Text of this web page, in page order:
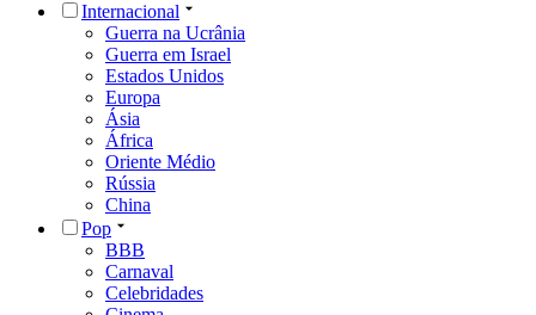
Internacional
Guerra na Ucrânia
Guerra em Israel
Estados Unidos
Europa
Ásia
África
Oriente Médio
Rússia
China
Pop
BBB
Carnaval
Celebridades